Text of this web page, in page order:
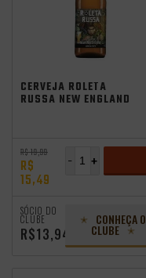
CERVEJA ROLETA
RUSSA NEW ENGLAND
R$ 19,99
R$
15,49
+
-
SÓCIO DO
CLUBE
R$13,94
CONHEÇA O
CLUBE